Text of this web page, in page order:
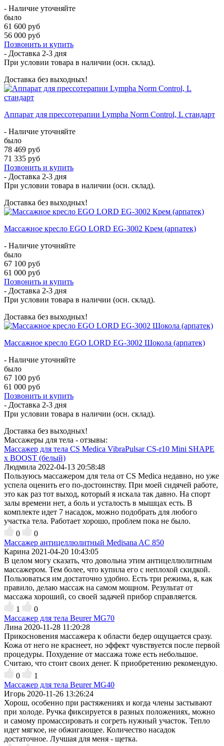
- Наличие уточняйте
было
61 600 руб
56 000 руб
Позвонить и купить
- Доставка 2-3 дня
При условии товара в наличии (осн. склад).
Доставка без выходных!
Аппарат для прессотерапии Lympha Norm Control, L стандарт
- Наличие уточняйте
было
78 469 руб
71 335 руб
Позвонить и купить
- Доставка 2-3 дня
При условии товара в наличии (осн. склад).
Доставка без выходных!
Массажное кресло EGO LORD EG-3002 Крем (арпатек)
- Наличие уточняйте
было
67 100 руб
61 000 руб
Позвонить и купить
- Доставка 2-3 дня
При условии товара в наличии (осн. склад).
Доставка без выходных!
Массажное кресло EGO LORD EG-3002 Шокола (арпатек)
- Наличие уточняйте
было
67 100 руб
61 000 руб
Позвонить и купить
- Доставка 2-3 дня
При условии товара в наличии (осн. склад).
Доставка без выходных!
Массажеры для тела - отзывы:
Массажер для тела CS Medica VibraPulsar CS-r10 Mini SHAPE
x BOOST (белый)
Людмила 2022-04-13 20:58:48
Пользуюсь массажером для тела от CS Medica недавно, но уже
успела оценить его по-достоинству. При моей сидячей работе,
это как раз тот выход, который я искала так давно. На спорт
залы времени нет, а боль и усталость в мышцах есть. В
комплекте идет 7 насадок, можно подобрать для любого
участка тела. Работает хорошо, проблем пока не было.
0
0
Массажер антицеллюлитный Medisana AC 850
Карина 2021-04-20 10:43:05
В целом могу сказать, что довольна этим антицеллюлитным
массажером. Тем более, что купила его с неплохой скидкой.
Пользоваться им достаточно удобно. Есть три режима, я, как
правило, делаю массаж на самом мощном. Результат от
массажа хороший, со своей задачей прибор справляется.
1
0
Массажер для тела Beurer MG70
Лина 2020-11-28 11:20:28
Прикосновения массажера к области бедер ощущается сразу.
Кожа от него не краснеет, но эффект чувствуется после первой
процедуры. Похудение от массажа тоже есть небольшое.
Считаю, что стоит своих денег. К приобретению рекомендую.
0
1
Массажер для тела Beurer MG40
Игорь 2020-11-26 13:26:24
Хорош, особенно при растяжениях и когда члены застывают
при холоде. Ручка фиксируется в разных положениях, можно
и самому промассировать и согреть нужный участок. Тепло
идет мягкое, не обжигающее. Количество насадок
достаточное. Лучшая для меня - щетка.